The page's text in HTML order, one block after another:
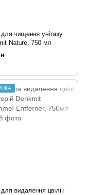
для чищення унітазу
Nature, 750 мл
видалення цвілі і